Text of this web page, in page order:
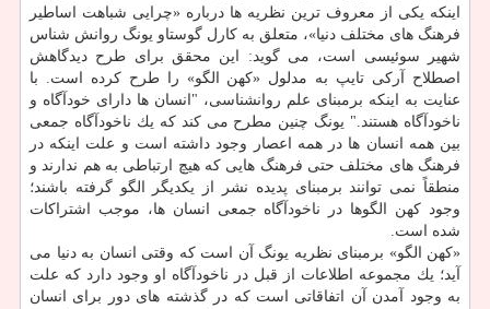
اینكه یكی از معروف ترین نظریه ها درباره «چرایی شباهت اساطیر
فرهنگ های مختلف دنیا»، متعلق به كارل گوستاو یونگ روانش شناس
شهیر سوئیسی است، می گوید: این محقق برای طرح دیدگاهش
اصطلاح آركی تایپ به مدلول «كهن الگو» را طرح كرده است. با
عنایت به اینكه برمبنای علم روانشناسی، "انسان ها دارای خودآگاه و
ناخودآگاه هستند." یونگ چنین مطرح می كند كه یك ناخودآگاه جمعی
بین همه انسان ها در همه اعصار وجود داشته است و علت اینكه در
فرهنگ های مختلف حتی فرهنگ هایی كه هیچ ارتباطی به هم ندارند و
منطقاً نمی توانند برمبنای پدیده نشر از یكدیگر الگو گرفته باشند؛
وجود كهن الگوها در ناخودآگاه جمعی انسان ها، موجب اشتراكات
شده است.
«كهن الگو» برمبنای نظریه یونگ آن است كه وقتی انسان به دنیا می
آید؛ یك مجموعه اطلاعات از قبل در ناخودآگاه او وجود دارد كه علت
به وجود آمدن آن اتفاقاتی است كه در گذشته های دور برای انسان